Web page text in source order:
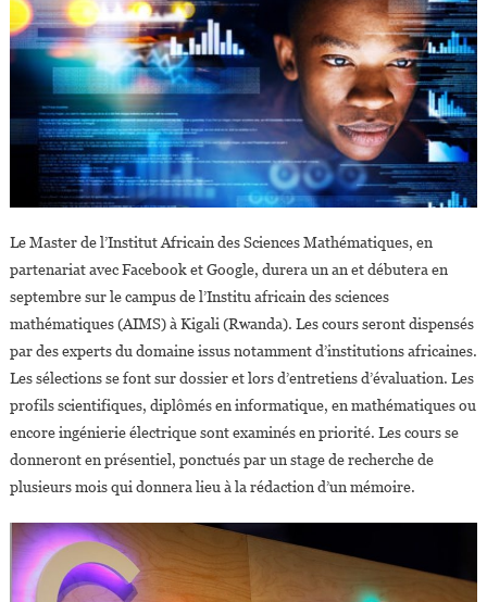
Ont
Lancé
Un
Master
En
Intelligence
Artificielle
En
Afrique
Le Master de l’Institut Africain des Sciences Mathématiques, en
partenariat avec Facebook et Google, durera un an et débutera en
septembre sur le campus de l’Institu africain des sciences
mathématiques (AIMS) à Kigali (Rwanda). Les cours seront dispensés
par des experts du domaine issus notamment d’institutions africaines.
Les sélections se font sur dossier et lors d’entretiens d’évaluation. Les
profils scientifiques, diplômés en informatique, en mathématiques ou
encore ingénierie électrique sont examinés en priorité. Les cours se
donneront en présentiel, ponctués par un stage de recherche de
plusieurs mois qui donnera lieu à la rédaction d’un mémoire.